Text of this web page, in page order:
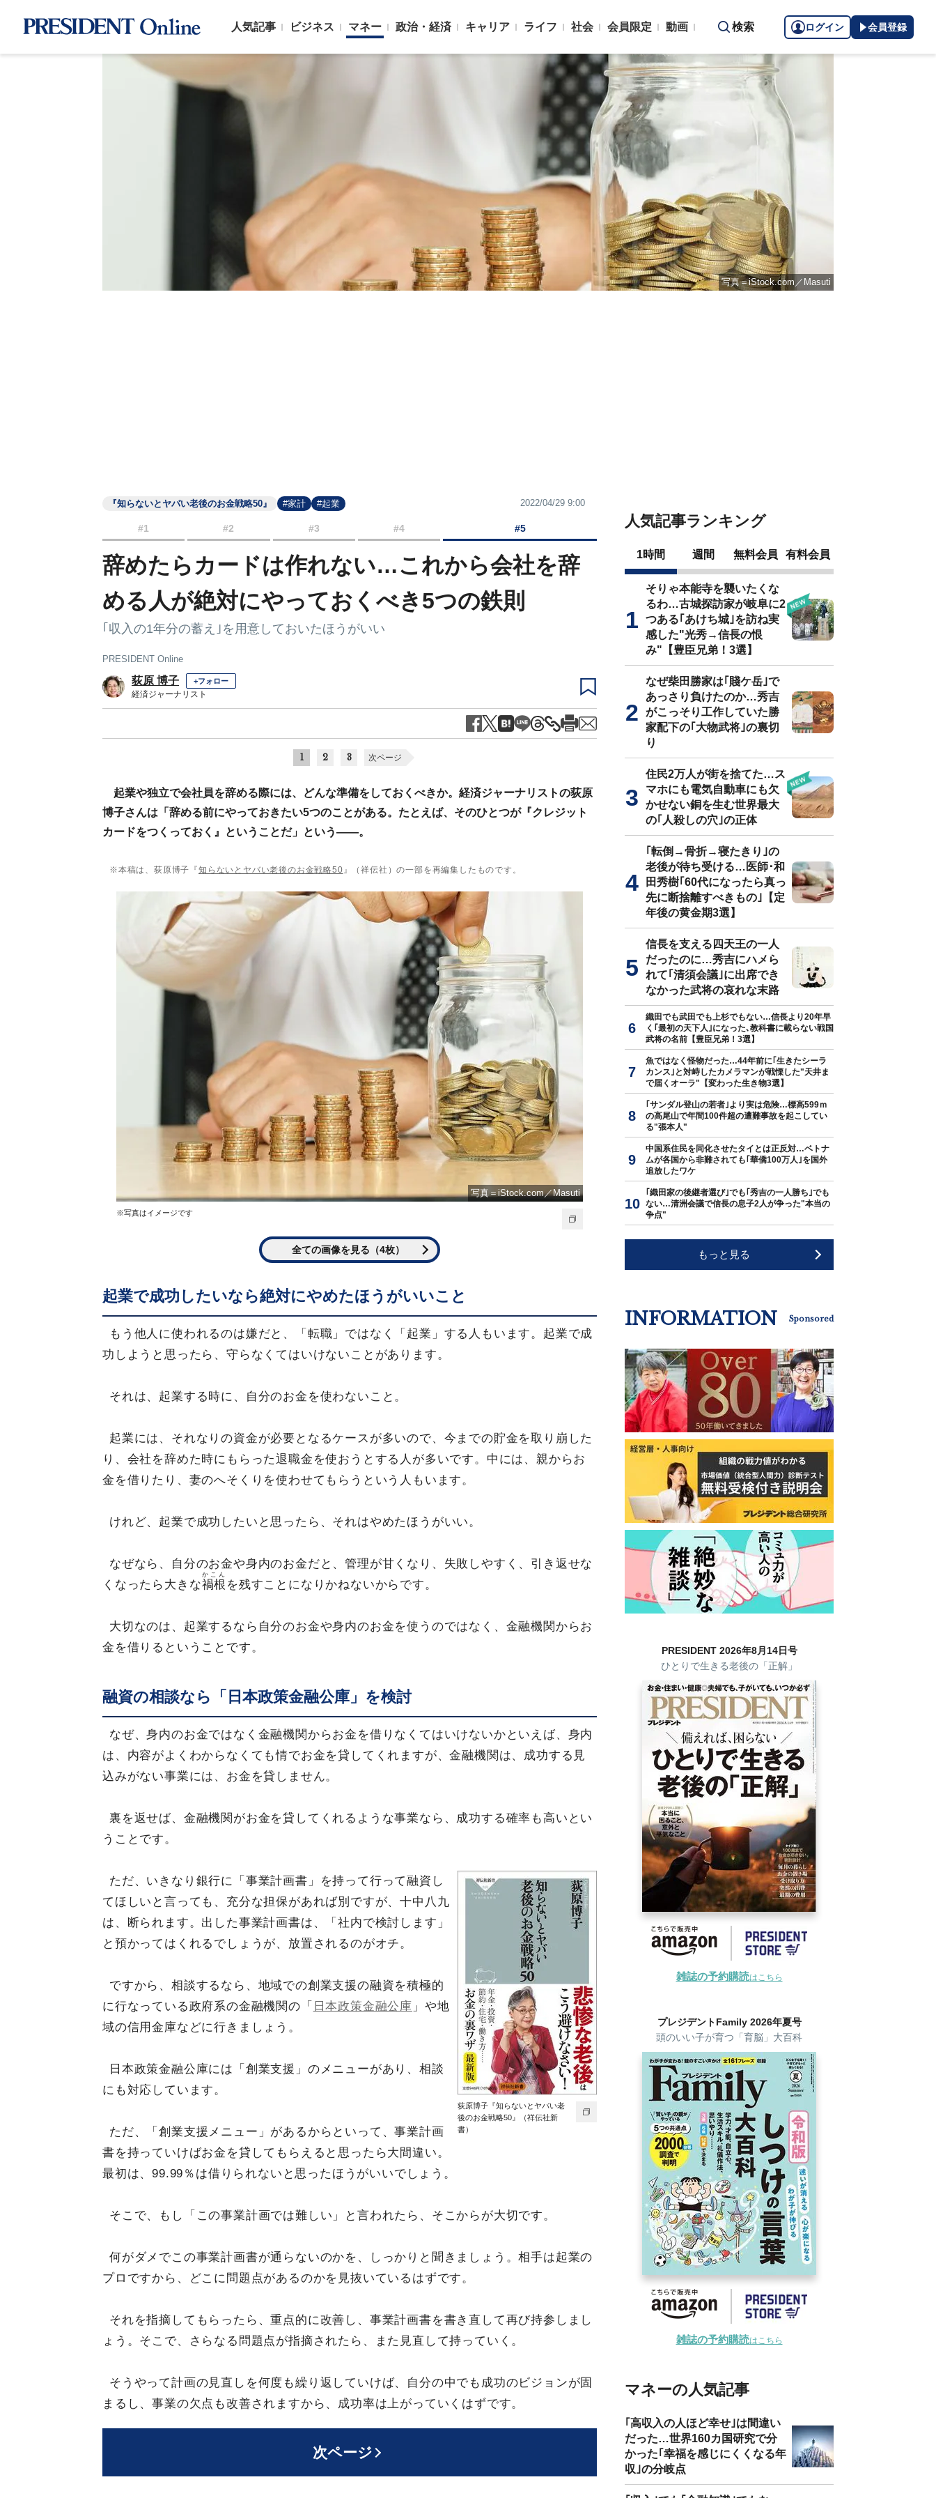
人気記事 ビジネス マネー 政治・経済 キャリア ライフ 社会 会員限定 動画 検索 ログイン 会員登録
写真＝iStock.com／Masuti
『知らないとヤバい老後のお金戦略50』 #家計 #起業 2022/04/29 9:00
#1 #2 #3 #4 #5
辞めたらカードは作れない…これから会社を辞
める人が絶対にやっておくべき5つの鉄則
｢収入の1年分の蓄え｣を用意しておいたほうがいい
PRESIDENT Online
荻原 博子 +フォロー
経済ジャーナリスト
1 2 3 次ページ
起業や独立で会社員を辞める際には、どんな準備をしておくべきか。経済ジャーナリストの荻原
博子さんは「辞める前にやっておきたい5つのことがある。たとえば、そのひとつが『クレジット
カードをつくっておく』ということだ」という――。
※本稿は、荻原博子『知らないとヤバい老後のお金戦略50 』（祥伝社）の一部を再編集したものです。
写真＝iStock.com／Masuti
※写真はイメージです
全ての画像を見る（4枚）
起業で成功したいなら絶対にやめたほうがいいこと
もう他人に使われるのは嫌だと、「転職」ではなく「起業」する人もいます。起業で成
功しようと思ったら、守らなくてはいけないことがあります。
それは、起業する時に、自分のお金を使わないこと。
起業には、それなりの資金が必要となるケースが多いので、今までの貯金を取り崩した
り、会社を辞めた時にもらった退職金を使おうとする人が多いです。中には、親からお
金を借りたり、妻のへそくりを使わせてもらうという人もいます。
けれど、起業で成功したいと思ったら、それはやめたほうがいい。
なぜなら、自分のお金や身内のお金だと、管理が甘くなり、失敗しやすく、引き返せな
くなったら大きな禍根
かこん
を残すことになりかねないからです。
大切なのは、起業するなら自分のお金や身内のお金を使うのではなく、金融機関からお
金を借りるということです。
融資の相談なら「日本政策金融公庫」を検討
なぜ、身内のお金ではなく金融機関からお金を借りなくてはいけないかといえば、身内
は、内容がよくわからなくても情でお金を貸してくれますが、金融機関は、成功する見
込みがない事業には、お金を貸しません。
裏を返せば、金融機関がお金を貸してくれるような事業なら、成功する確率も高いとい
うことです。
荻原博子『知らないとヤバい老
後のお金戦略50』（祥伝社新
書）
ただ、いきなり銀行に「事業計画書」を持って行って融資し
てほしいと言っても、充分な担保があれば別ですが、十中八九
は、断られます。出した事業計画書は、「社内で検討します」
と預かってはくれるでしょうが、放置されるのがオチ。
ですから、相談するなら、地域での創業支援の融資を積極的
に行なっている政府系の金融機関の「 日本政策金融公庫 」や地
域の信用金庫などに行きましょう。
日本政策金融公庫には「創業支援」のメニューがあり、相談
にも対応しています。
ただ、「創業支援メニュー」があるからといって、事業計画
書を持っていけばお金を貸してもらえると思ったら大間違い。
最初は、99.99％は借りられないと思ったほうがいいでしょう。
そこで、もし「この事業計画では難しい」と言われたら、そこからが大切です。
何がダメでこの事業計画書が通らないのかを、しっかりと聞きましょう。相手は起業の
プロですから、どこに問題点があるのかを見抜いているはずです。
それを指摘してもらったら、重点的に改善し、事業計画書を書き直して再び持参しまし
ょう。そこで、さらなる問題点が指摘されたら、また見直して持っていく。
そうやって計画の見直しを何度も繰り返していけば、自分の中でも成功のビジョンが固
まるし、事業の欠点も改善されますから、成功率は上がっていくはずです。
次ページ
人気記事ランキング
1時間 週間 無料会員 有料会員
そりゃ本能寺を襲いたくな
るわ…古城探訪家が岐阜に2
つある｢あけち城｣を訪ね実
感した"光秀→信長の恨
み"【豊臣兄弟！3選】
なぜ柴田勝家は｢賤ケ岳｣で
あっさり負けたのか…秀吉
がこっそり工作していた勝
家配下の｢大物武将｣の裏切
り
住民2万人が街を捨てた…ス
マホにも電気自動車にも欠
かせない銅を生む世界最大
の｢人殺しの穴｣の正体
｢転倒→骨折→寝たきり｣の
老後が待ち受ける…医師･和
田秀樹｢60代になったら真っ
先に断捨離すべきもの｣【定
年後の黄金期3選】
信長を支える四天王の一人
だったのに…秀吉にハメら
れて｢清須会議｣に出席でき
なかった武将の哀れな末路
織田でも武田でも上杉でもない…信長より20年早
く｢最初の天下人｣になった､教科書に載らない戦国
武将の名前【豊臣兄弟！3選】
魚ではなく怪物だった…44年前に｢生きたシーラ
カンス｣と対峙したカメラマンが戦慄した"天井ま
で届くオーラ"【変わった生き物3選】
｢サンダル登山の若者｣より実は危険…標高599ｍ
の高尾山で年間100件超の遭難事故を起こしてい
る"張本人"
中国系住民を同化させたタイとは正反対…ベトナ
ムが各国から非難されても｢華僑100万人｣を国外
追放したワケ
｢織田家の後継者選び｣でも｢秀吉の一人勝ち｣でも
ない…清洲会議で信長の息子2人が争った"本当の
争点"
もっと見る
INFORMATION Sponsored
PRESIDENT 2026年8月14日号
ひとりで生きる老後の「正解」
雑誌の予約購読はこちら
プレジデントFamily 2026年夏号
頭のいい子が育つ「育脳」大百科
雑誌の予約購読はこちら
マネーの人気記事
｢高収入の人ほど幸せ｣は間違い
だった…世界160カ国研究で分
かった｢幸福を感じにくくなる年
収｣の分岐点